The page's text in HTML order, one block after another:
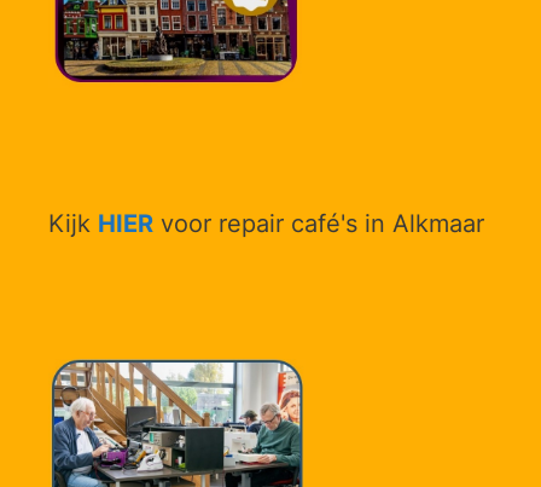
Kijk HIER voor repair café's in Alkmaar